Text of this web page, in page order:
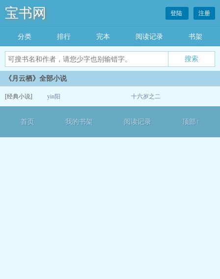
宝书网 登陆 注册
分类 排行 完本 阅读记录 书架
《月云栖》全部小说
[经典小说] yin阳 十六岁之二
首页 我的书架 阅读记录 顶部↑